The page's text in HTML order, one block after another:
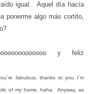
igual. Aquel día hacía
ponerme algo más cortito,
y feliz
fabulous, thanks to you I´m
of my home, haha. Anyway, as